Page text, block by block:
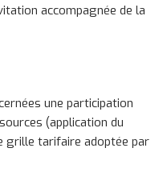
accompagnée de la
une participation
(application du
grille tarifaire adoptée par